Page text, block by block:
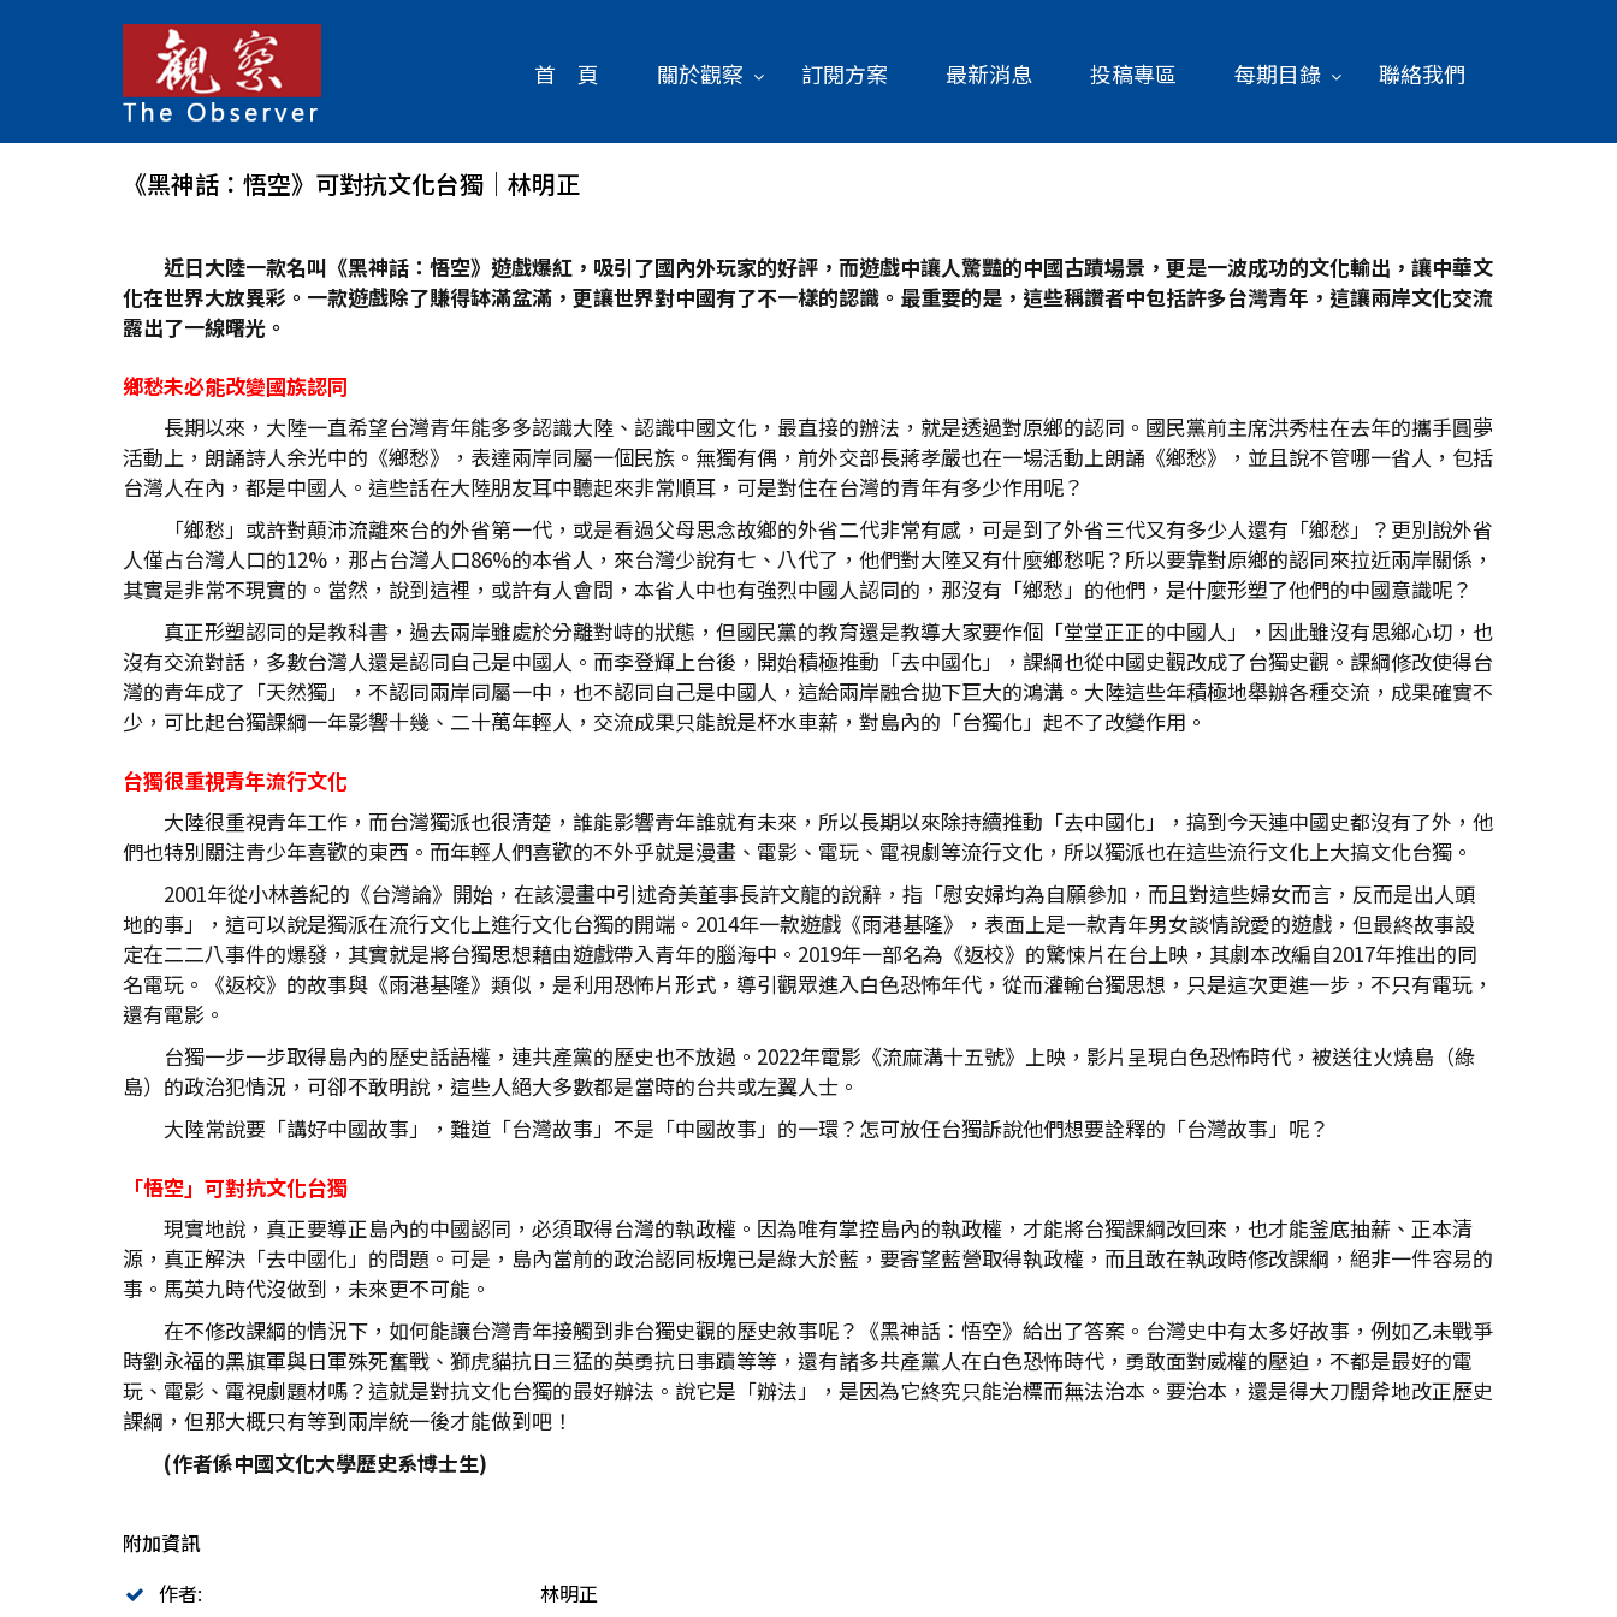
首 頁 關於觀察 訂閱方案 最新消息 投稿專區 每期目錄 聯絡我們
《黑神話：悟空》可對抗文化台獨│林明正
近日大陸一款名叫《黑神話：悟空》遊戲爆紅，吸引了國內外玩家的好評，而遊戲中讓人驚豔的中國古蹟場景，更是一波成功的文化輸出，讓中華文
化在世界大放異彩。一款遊戲除了賺得缽滿盆滿，更讓世界對中國有了不一樣的認識。最重要的是，這些稱讚者中包括許多台灣青年，這讓兩岸文化交流
露出了一線曙光。
鄉愁未必能改變國族認同
長期以來，大陸一直希望台灣青年能多多認識大陸、認識中國文化，最直接的辦法，就是透過對原鄉的認同。國民黨前主席洪秀柱在去年的攜手圓夢
活動上，朗誦詩人余光中的《鄉愁》，表達兩岸同屬一個民族。無獨有偶，前外交部長蔣孝嚴也在一場活動上朗誦《鄉愁》，並且說不管哪一省人，包括
台灣人在內，都是中國人。這些話在大陸朋友耳中聽起來非常順耳，可是對住在台灣的青年有多少作用呢？
「鄉愁」或許對顛沛流離來台的外省第一代，或是看過父母思念故鄉的外省二代非常有感，可是到了外省三代又有多少人還有「鄉愁」？更別說外省
人僅占台灣人口的12%，那占台灣人口86%的本省人，來台灣少說有七、八代了，他們對大陸又有什麼鄉愁呢？所以要靠對原鄉的認同來拉近兩岸關係，
其實是非常不現實的。當然，說到這裡，或許有人會問，本省人中也有強烈中國人認同的，那沒有「鄉愁」的他們，是什麼形塑了他們的中國意識呢？
真正形塑認同的是教科書，過去兩岸雖處於分離對峙的狀態，但國民黨的教育還是教導大家要作個「堂堂正正的中國人」，因此雖沒有思鄉心切，也
沒有交流對話，多數台灣人還是認同自己是中國人。而李登輝上台後，開始積極推動「去中國化」，課綱也從中國史觀改成了台獨史觀。課綱修改使得台
灣的青年成了「天然獨」，不認同兩岸同屬一中，也不認同自己是中國人，這給兩岸融合拋下巨大的鴻溝。大陸這些年積極地舉辦各種交流，成果確實不
少，可比起台獨課綱一年影響十幾、二十萬年輕人，交流成果只能說是杯水車薪，對島內的「台獨化」起不了改變作用。
台獨很重視青年流行文化
大陸很重視青年工作，而台灣獨派也很清楚，誰能影響青年誰就有未來，所以長期以來除持續推動「去中國化」，搞到今天連中國史都沒有了外，他
們也特別關注青少年喜歡的東西。而年輕人們喜歡的不外乎就是漫畫、電影、電玩、電視劇等流行文化，所以獨派也在這些流行文化上大搞文化台獨。
2001年從小林善紀的《台灣論》開始，在該漫畫中引述奇美董事長許文龍的說辭，指「慰安婦均為自願參加，而且對這些婦女而言，反而是出人頭
地的事」，這可以說是獨派在流行文化上進行文化台獨的開端。2014年一款遊戲《雨港基隆》，表面上是一款青年男女談情說愛的遊戲，但最終故事設
定在二二八事件的爆發，其實就是將台獨思想藉由遊戲帶入青年的腦海中。2019年一部名為《返校》的驚悚片在台上映，其劇本改編自2017年推出的同
名電玩。《返校》的故事與《雨港基隆》類似，是利用恐怖片形式，導引觀眾進入白色恐怖年代，從而灌輸台獨思想，只是這次更進一步，不只有電玩，
還有電影。
台獨一步一步取得島內的歷史話語權，連共產黨的歷史也不放過。2022年電影《流麻溝十五號》上映，影片呈現白色恐怖時代，被送往火燒島（綠
島）的政治犯情況，可卻不敢明說，這些人絕大多數都是當時的台共或左翼人士。
大陸常說要「講好中國故事」，難道「台灣故事」不是「中國故事」的一環？怎可放任台獨訴說他們想要詮釋的「台灣故事」呢？
「悟空」可對抗文化台獨
現實地說，真正要導正島內的中國認同，必須取得台灣的執政權。因為唯有掌控島內的執政權，才能將台獨課綱改回來，也才能釜底抽薪、正本清
源，真正解決「去中國化」的問題。可是，島內當前的政治認同板塊已是綠大於藍，要寄望藍營取得執政權，而且敢在執政時修改課綱，絕非一件容易的
事。馬英九時代沒做到，未來更不可能。
在不修改課綱的情況下，如何能讓台灣青年接觸到非台獨史觀的歷史敘事呢？《黑神話：悟空》給出了答案。台灣史中有太多好故事，例如乙未戰爭
時劉永福的黑旗軍與日軍殊死奮戰、獅虎貓抗日三猛的英勇抗日事蹟等等，還有諸多共產黨人在白色恐怖時代，勇敢面對威權的壓迫，不都是最好的電
玩、電影、電視劇題材嗎？這就是對抗文化台獨的最好辦法。說它是「辦法」，是因為它終究只能治標而無法治本。要治本，還是得大刀闊斧地改正歷史
課綱，但那大概只有等到兩岸統一後才能做到吧！
(作者係中國文化大學歷史系博士生)
附加資訊
作者:
林明正